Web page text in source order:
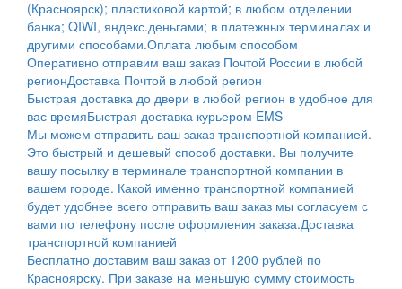
(Красноярск); пластиковой картой; в любом отделении
банка; QIWI, яндекс.деньгами; в платежных терминалах и
другими способами.Оплата любым способом
Оперативно отправим ваш заказ Почтой России в любой
регионДоставка Почтой в любой регион
Быстрая доставка до двери в любой регион в удобное для
вас времяБыстрая доставка курьером EMS
Мы можем отправить ваш заказ транспортной компанией.
Это быстрый и дешевый способ доставки. Вы получите
вашу посылку в терминале транспортной компании в
вашем городе. Какой именно транспортной компанией
будет удобнее всего отправить ваш заказ мы согласуем с
вами по телефону после оформления заказа.Доставка
транспортной компанией
Бесплатно доставим ваш заказ от 1200 рублей по
Красноярску. При заказе на меньшую сумму стоимость